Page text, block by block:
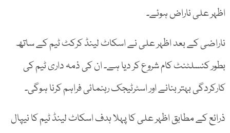
اظہر علی ناراض ہوئے۔
ناراضی کے بعد اظہر علی نے اسکاٹ لینڈ کرکٹ ٹیم کے ساتھ
بطور کنسلٹنٹ کام شروع کر دیا ہے۔ ان کی ذمہ داری ٹیم کی
کارکردگی بہتر بنانے اور اسٹرٹیجک رہنمائی فراہم کرنا ہوگی۔
ذرائع کے مطابق اظہر علی کا پہلا ہدف اسکاٹ لینڈ ٹیم کا نیپال